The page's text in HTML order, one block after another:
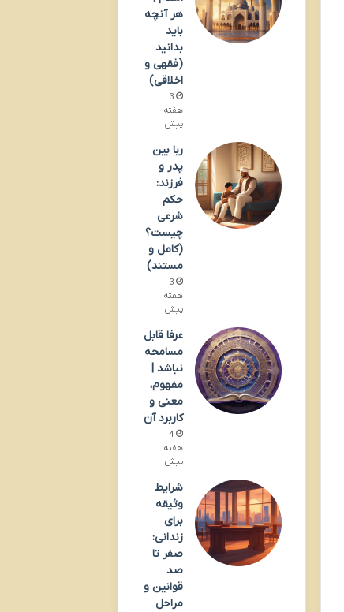
هر آنچه
باید
بدانید
(فقهی و
اخلاقی)
3
هفته
پیش
ربا بین
پدر و
فرزند:
حکم
شرعی
چیست؟
(کامل و
مستند)
3
هفته
پیش
عرفا قابل
مسامحه
نباشد |
مفهوم،
معنی و
کاربرد آن
4
هفته
پیش
شرایط
وثیقه
برای
زندانی:
صفر تا
صد
قوانین و
مراحل